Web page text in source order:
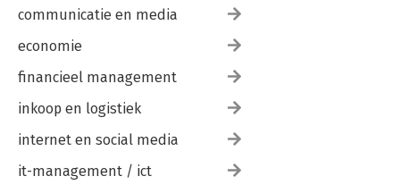
communicatie en media
economie
financieel management
inkoop en logistiek
internet en social media
it-management / ict